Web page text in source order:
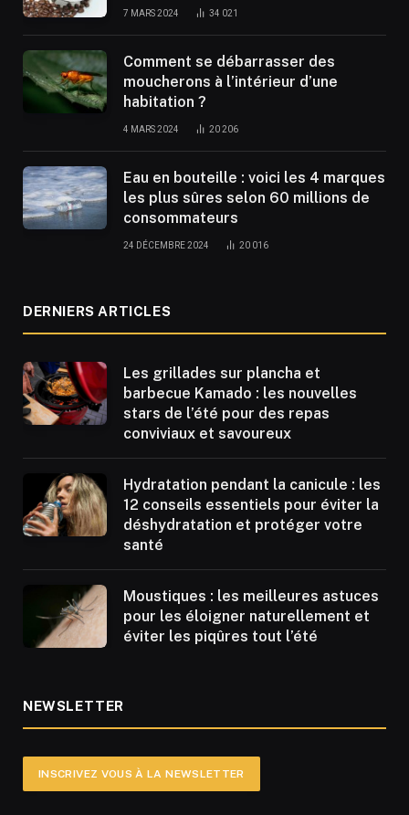
7 MARS 2024 34 021
Comment se débarrasser des
moucherons à l’intérieur d’une
habitation ?
4 MARS 2024 20 206
Eau en bouteille : voici les 4 marques
les plus sûres selon 60 millions de
consommateurs
24 DÉCEMBRE 2024 20 016
DERNIERS ARTICLES
Les grillades sur plancha et
barbecue Kamado : les nouvelles
stars de l’été pour des repas
conviviaux et savoureux
Hydratation pendant la canicule : les
12 conseils essentiels pour éviter la
déshydratation et protéger votre
santé
Moustiques : les meilleures astuces
pour les éloigner naturellement et
éviter les piqûres tout l’été
NEWSLETTER
INSCRIVEZ VOUS À LA NEWSLETTER